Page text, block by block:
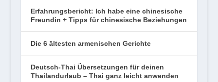
Erfahrungsbericht: Ich habe eine chinesische
Freundin + Tipps für chinesische Beziehungen
Die 6 ältesten armenischen Gerichte
Deutsch-Thai Übersetzungen für deinen
Thailandurlaub – Thai ganz leicht anwenden